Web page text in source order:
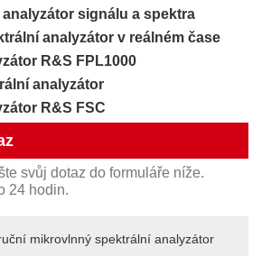
analyzátor signálu a spektra
analyzátor v reálném čase
R&S FPL1000
analyzátor
R&S FSC
svůj dotaz do formuláře níže.
24 hodin.